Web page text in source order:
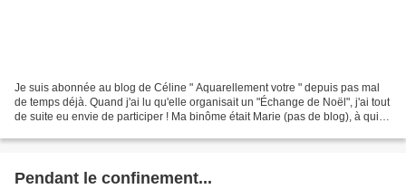
Je suis abonnée au blog de Céline " Aquarellement votre " depuis pas mal
de temps déjà. Quand j'ai lu qu'elle organisait un "Échange de Noël", j'ai tout
de suite eu envie de participer ! Ma binôme était Marie (pas de blog), à qui
Pendant le confinement...